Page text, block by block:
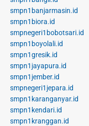
smpn1banjarmasin.id
smpn1biora.id
smpnegeri1bobotsari.id
smpn1boyolali.id
smpn1gresik.id
smpn1jayapura.id
smpn1jember.id
smpnegeri1jepara.id
smpn1karanganyar.id
smpn1kendari.id
smpn1kranggan.id